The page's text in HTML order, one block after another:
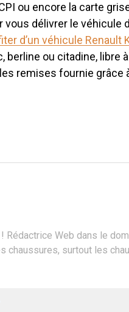
ou encore la carte
délivrer le véhicule
d’un véhicule Renault
ou citadine, libre
remises fournie grâce
Rédactrice Web dans le
chaussures, surtout les